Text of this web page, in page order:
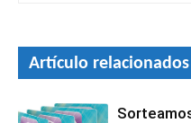
Artículo relacionados